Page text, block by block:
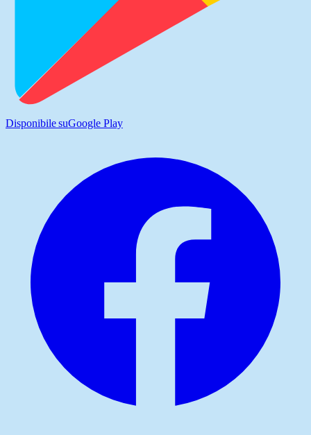
Disponibile suGoogle Play